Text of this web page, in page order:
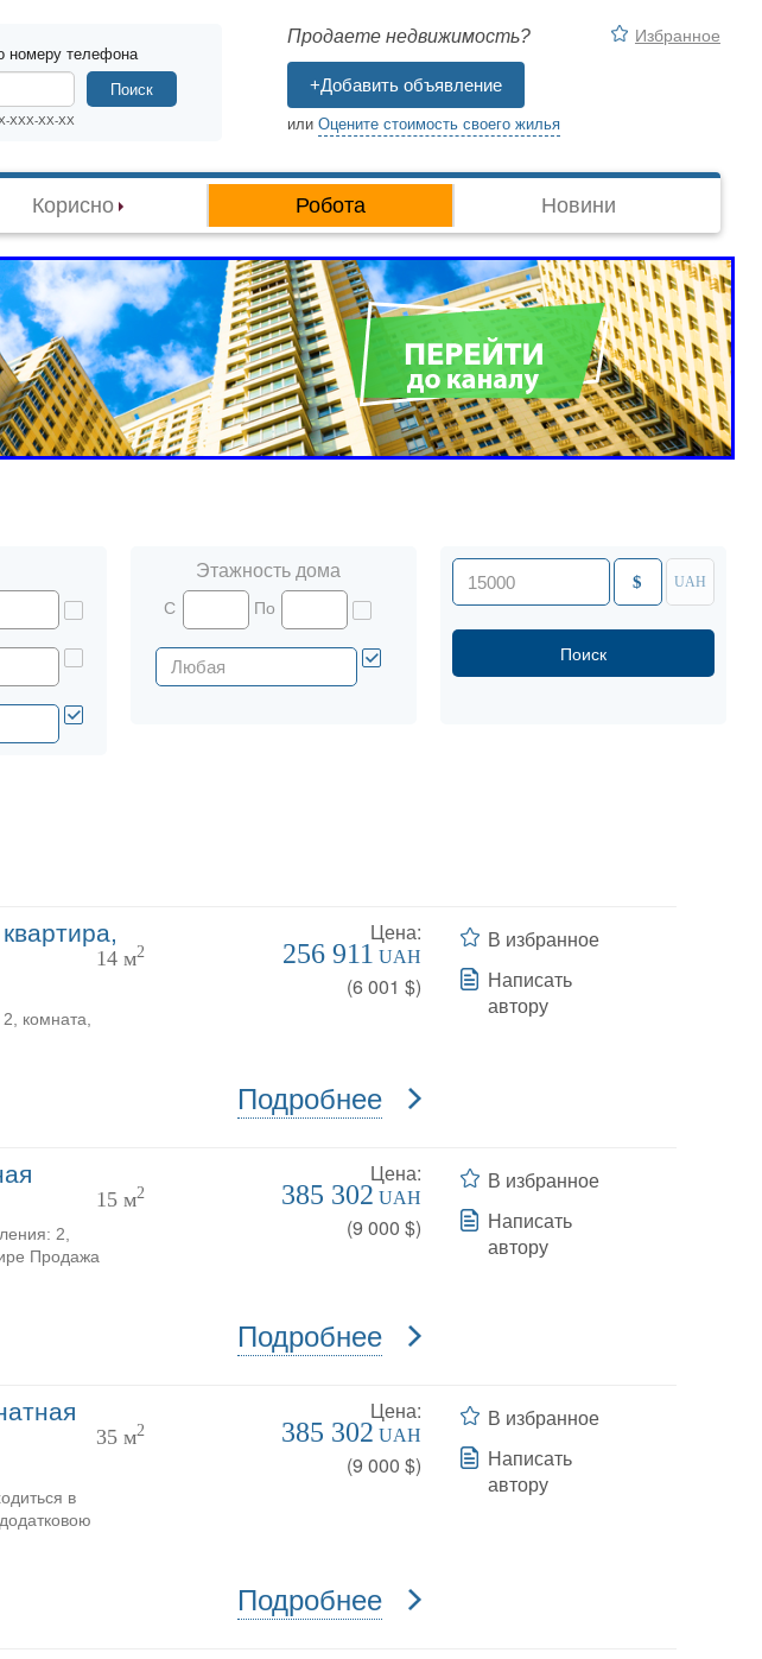
номеру телефона
XXX-XX-XX
Поиск
Продаете недвижимость?
+Добавить объявление
или Оцените стоимость своего жилья
Избранное
Корисно Робота Новини
Этажность дома
С По
$ UAH
14 м2
комната,
Цена:
256 911 UAH
(6 001 $)
Подробнее
В избранное
Написать
автору
15 м2
2,
Продажа
Цена:
385 302 UAH
(9 000 $)
Подробнее
В избранное
Написать
автору
35 м2
в
Цена:
385 302 UAH
(9 000 $)
Подробнее
В избранное
Написать
автору